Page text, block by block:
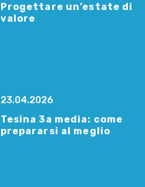
Progettare un’estate di
valore
23.04.2026
Tesina 3a media: come
prepararsi al meglio